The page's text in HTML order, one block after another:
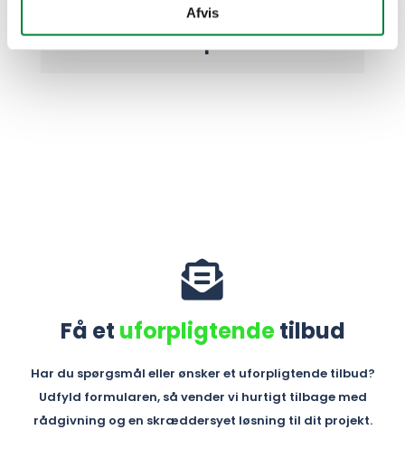
Afvis
3. Hvor ofte bør en sø eller
et åløb renses op?

Få et uforpligtendetilbud
Har du spørgsmål eller ønsker et uforpligtende tilbud?
Udfyld formularen, så vender vi hurtigt tilbage med
rådgivning og en skræddersyet løsning til dit projekt.